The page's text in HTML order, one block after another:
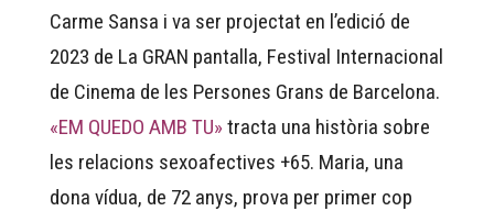
Carme Sansa i va ser projectat en l’edició de
2023 de La GRAN pantalla, Festival Internacional
de Cinema de les Persones Grans de Barcelona.
«EM QUEDO AMB TU»tracta una història sobre
les relacions sexoafectives +65. Maria, una
dona vídua, de 72 anys, prova per primer cop